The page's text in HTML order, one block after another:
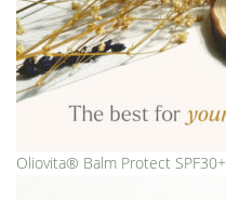
Oliovita® Balm Protect SPF30+